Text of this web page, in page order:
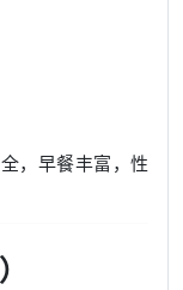
，早餐丰富，性